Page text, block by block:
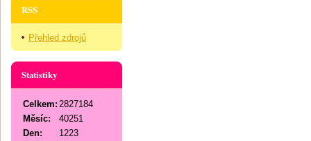
RSS
Přehled zdrojů
Statistiky
Celkem: 2827184
Měsíc:
40251
Den:
1223